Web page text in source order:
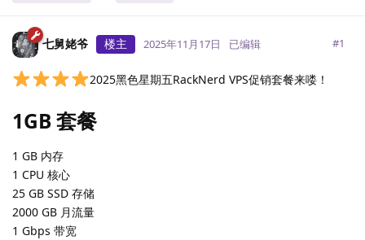
七舅姥爷 楼主 2025年11月17日 已编辑 #1
2025黑色星期五RackNerd VPS促销套餐来喽！
1GB 套餐
1 GB 内存
1 CPU 核心
25 GB SSD 存储
2000 GB 月流量
1 Gbps 带宽